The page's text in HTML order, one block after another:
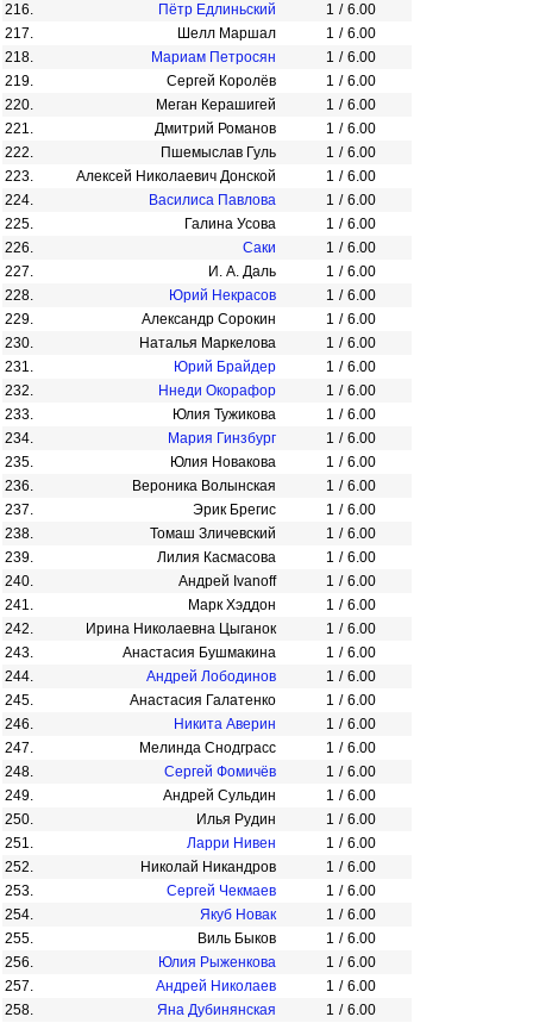
216.
Пётр Едлиньский 1 / 6.00
217.
Шелл Маршал 1 / 6.00
218.
Мариам Петросян 1 / 6.00
219.
Сергей Королёв 1 / 6.00
220.
Меган Керашигей 1 / 6.00
221.
Дмитрий Романов 1 / 6.00
222.
Пшемыслав Гуль 1 / 6.00
223.
Алексей Николаевич Донской 1 / 6.00
224.
Василиса Павлова 1 / 6.00
225.
Галина Усова 1 / 6.00
226.
Саки 1 / 6.00
227.
И. А. Даль 1 / 6.00
228.
Юрий Некрасов 1 / 6.00
229.
Александр Сорокин 1 / 6.00
230.
Наталья Маркелова 1 / 6.00
231.
Юрий Брайдер 1 / 6.00
232.
Ннеди Окорафор 1 / 6.00
233.
Юлия Тужикова 1 / 6.00
234.
Мария Гинзбург 1 / 6.00
235.
Юлия Новакова 1 / 6.00
236.
Вероника Волынская 1 / 6.00
237.
Эрик Брегис 1 / 6.00
238.
Томаш Зличевский 1 / 6.00
239.
Лилия Касмасова 1 / 6.00
240.
Андрей Ivanoff 1 / 6.00
241.
Марк Хэддон 1 / 6.00
242.
Ирина Николаевна Цыганок 1 / 6.00
243.
Анастасия Бушмакина 1 / 6.00
244.
Андрей Лободинов 1 / 6.00
245.
Анастасия Галатенко 1 / 6.00
246.
Никита Аверин 1 / 6.00
247.
Мелинда Снодграсс 1 / 6.00
248.
Сергей Фомичёв 1 / 6.00
249.
Андрей Сульдин 1 / 6.00
250.
Илья Рудин 1 / 6.00
251.
Ларри Нивен 1 / 6.00
252.
Николай Никандров 1 / 6.00
253.
Сергей Чекмаев 1 / 6.00
254.
Якуб Новак 1 / 6.00
255.
Виль Быков 1 / 6.00
256.
Юлия Рыженкова 1 / 6.00
257.
Андрей Николаев 1 / 6.00
258.
Яна Дубинянская 1 / 6.00